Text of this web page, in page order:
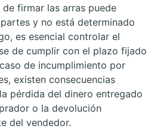
firmar las arras puede
y no está determinado
es esencial controlar el
de cumplir con el plazo fijado
de incumplimiento por
existen consecuencias
pérdida del dinero entregado
o la devolución
del vendedor.